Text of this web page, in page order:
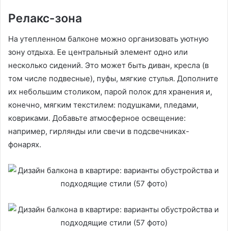
Релакс-зона
На утепленном балконе можно организовать уютную
зону отдыха. Ее центральный элемент одно или
несколько сидений. Это может быть диван, кресла (в
том числе подвесные), пуфы, мягкие стулья. Дополните
их небольшим столиком, парой полок для хранения и,
конечно, мягким текстилем: подушками, пледами,
ковриками. Добавьте атмосферное освещение:
например, гирлянды или свечи в подсвечниках-
фонарях.